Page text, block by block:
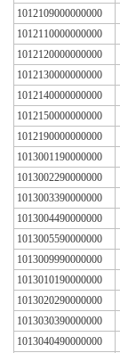
1012109000000000
1012110000000000
1012120000000000
1012130000000000
1012140000000000
1012150000000000
1012190000000000
1013001190000000
1013002290000000
1013003390000000
1013004490000000
1013005590000000
1013009990000000
1013010190000000
1013020290000000
1013030390000000
1013040490000000